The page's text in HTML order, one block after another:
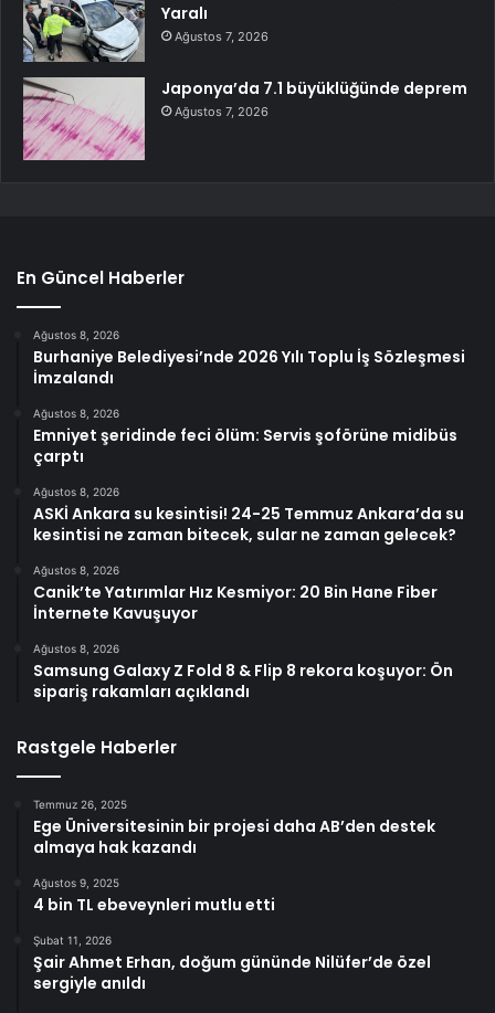
Yaralı
Ağustos 7, 2026
Japonya’da 7.1 büyüklüğünde deprem
Ağustos 7, 2026
En Güncel Haberler
Ağustos 8, 2026
Burhaniye Belediyesi’nde 2026 Yılı Toplu İş Sözleşmesi
İmzalandı
Ağustos 8, 2026
Emniyet şeridinde feci ölüm: Servis şoförüne midibüs
çarptı
Ağustos 8, 2026
ASKİ Ankara su kesintisi! 24-25 Temmuz Ankara’da su
kesintisi ne zaman bitecek, sular ne zaman gelecek?
Ağustos 8, 2026
Canik’te Yatırımlar Hız Kesmiyor: 20 Bin Hane Fiber
İnternete Kavuşuyor
Ağustos 8, 2026
Samsung Galaxy Z Fold 8 & Flip 8 rekora koşuyor: Ön
sipariş rakamları açıklandı
Rastgele Haberler
Temmuz 26, 2025
Ege Üniversitesinin bir projesi daha AB’den destek
almaya hak kazandı
Ağustos 9, 2025
4 bin TL ebeveynleri mutlu etti
Şubat 11, 2026
Şair Ahmet Erhan, doğum gününde Nilüfer’de özel
sergiyle anıldı